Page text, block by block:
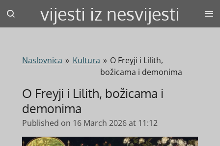
Skip
vijesti iz nesvijesti
Naslovnica » Kultura » O Freyji i Lilith,
božicama i demonima
O Freyji i Lilith, božicama i
demonima
Published on 16 March 2026 at 11:12